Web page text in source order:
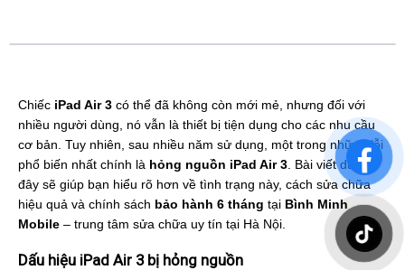
Chiếc iPad Air 3có thể đã không còn mới mẻ, nhưng đối với
nhiều người dùng, nó vẫn là thiết bị tiện dụng cho các nhu cầu
cơ bản. Tuy nhiên, sau nhiều năm sử dụng, một trong những lỗi
phổ biến nhất chính là hỏng nguồn iPad Air 3. Bài viết dưới
đây sẽ giúp bạn hiểu rõ hơn về tình trạng này, cách sửa chữa
hiệu quả và chính sách bảo hành 6 tháng tại Bình Minh
Mobile– trung tâm sửa chữa uy tín tại Hà Nội.
Dấu hiệu iPad Air 3 bị hỏng nguồn